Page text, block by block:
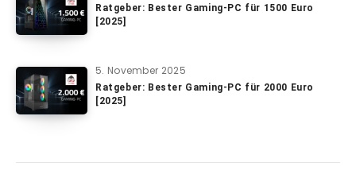
Ratgeber: Bester Gaming-PC für 1500 Euro
[2025]
5. November 2025
Ratgeber: Bester Gaming-PC für 2000 Euro
[2025]